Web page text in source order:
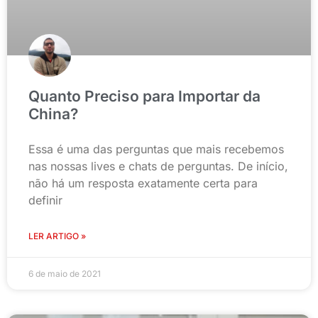
Quanto Preciso para Importar da
China?
Essa é uma das perguntas que mais recebemos
nas nossas lives e chats de perguntas. De início,
não há um resposta exatamente certa para
definir
LER ARTIGO »
6 de maio de 2021